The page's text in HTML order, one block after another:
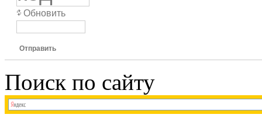
Обновить
Отправить
Поиск по сайту